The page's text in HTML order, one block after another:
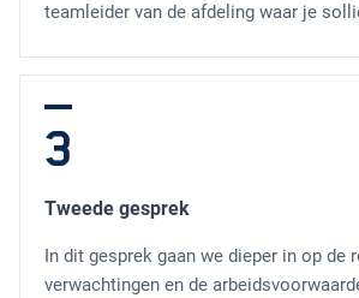
teamleider van de afdeling waar je
3
Tweede gesprek
In dit gesprek gaan we dieper in op de
verwachtingen en de